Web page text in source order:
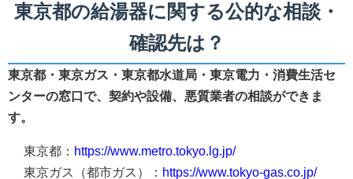
東京都の給湯器に関する公的な相談・
確認先は？
東京都・東京ガス・東京都水道局・東京電力・消費生活セ
ンターの窓口で、契約や設備、悪質業者の相談ができま
す。
東京都： https://www.metro.tokyo.lg.jp/
東京ガス（都市ガス）： https://www.tokyo-gas.co.jp/